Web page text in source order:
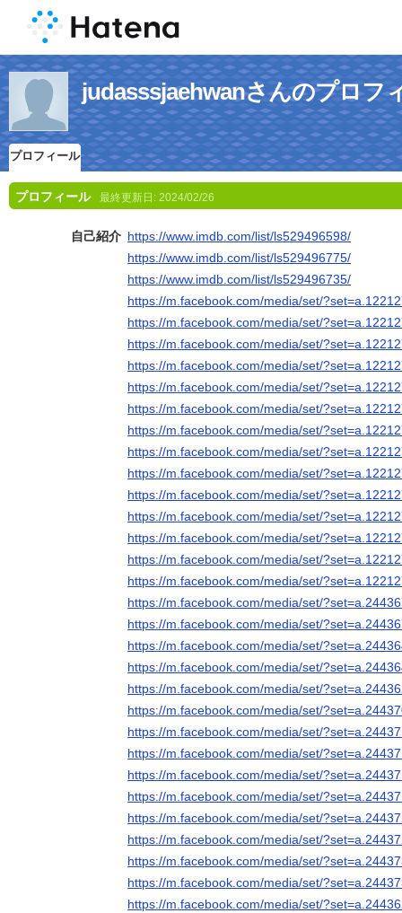
judasssjaehwanさんのプロフ
プロフィール
プロフィール 最終更新日: 2024/02/26
自己紹介 https://www.imdb.com/list/ls529496598/
https://www.imdb.com/list/ls529496775/
https://www.imdb.com/list/ls529496735/
https://m.facebook.com/media/set/
https://m.facebook.com/media/set/
https://m.facebook.com/media/set/
https://m.facebook.com/media/set/
https://m.facebook.com/media/set/
https://m.facebook.com/media/set/
https://m.facebook.com/media/set/
https://m.facebook.com/media/set/
https://m.facebook.com/media/set/
https://m.facebook.com/media/set/
https://m.facebook.com/media/set/
https://m.facebook.com/media/set/
https://m.facebook.com/media/set/
https://m.facebook.com/media/set/
https://m.facebook.com/media/set/
https://m.facebook.com/media/set/
https://m.facebook.com/media/set/
https://m.facebook.com/media/set/
https://m.facebook.com/media/set/
https://m.facebook.com/media/set/
https://m.facebook.com/media/set/
https://m.facebook.com/media/set/
https://m.facebook.com/media/set/
https://m.facebook.com/media/set/
https://m.facebook.com/media/set/
https://m.facebook.com/media/set/
https://m.facebook.com/media/set/
https://m.facebook.com/media/set/
https://m.facebook.com/media/set/